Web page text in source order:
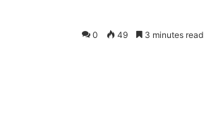
0 49 3 minutes read